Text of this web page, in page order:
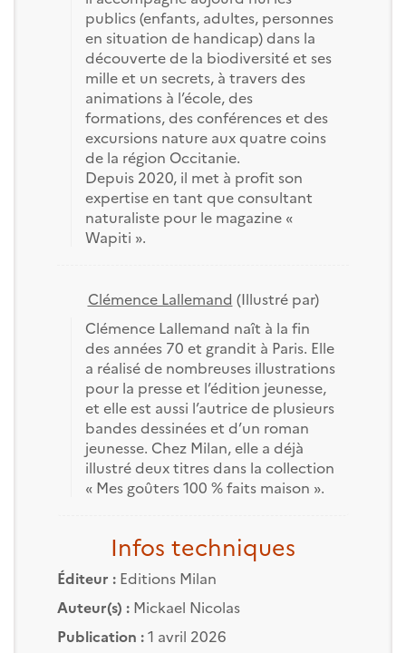
publics (enfants, adultes, personnes
en situation de handicap) dans la
découverte de la biodiversité et ses
mille et un secrets, à travers des
animations à l’école, des
formations, des conférences et des
excursions nature aux quatre coins
de la région Occitanie.
Depuis 2020, il met à profit son
expertise en tant que consultant
naturaliste pour le magazine «
Wapiti ».
Clémence Lallemand (Illustré par)
Clémence Lallemand naît à la fin
des années 70 et grandit à Paris. Elle
a réalisé de nombreuses illustrations
pour la presse et l’édition jeunesse,
et elle est aussi l’autrice de plusieurs
bandes dessinées et d’un roman
jeunesse. Chez Milan, elle a déjà
illustré deux titres dans la collection
« Mes goûters 100 % faits maison ».
Infos techniques
Éditeur : Editions Milan
Auteur(s) : Mickael Nicolas
Publication :1 avril 2026